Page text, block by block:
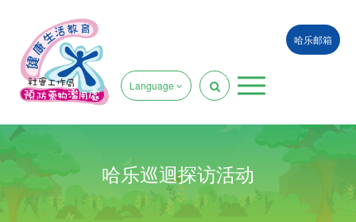
哈乐邮箱
Language
哈乐巡迴探访活动